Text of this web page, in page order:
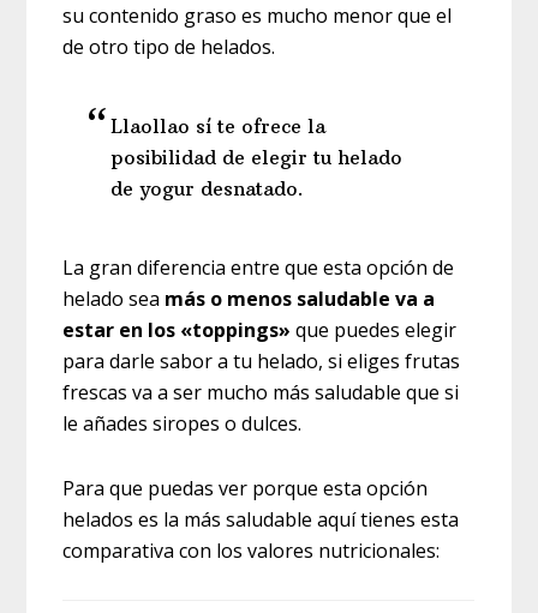
su contenido graso es mucho menor que el
de otro tipo de helados.
Llaollao sí te ofrece la
posibilidad de elegir tu helado
de yogur desnatado.
La gran diferencia entre que esta opción de
helado sea más o menos saludable va a
estar en los «toppings» que puedes elegir
para darle sabor a tu helado, si eliges frutas
frescas va a ser mucho más saludable que si
le añades siropes o dulces.
Para que puedas ver porque esta opción
helados es la más saludable aquí tienes esta
comparativa con los valores nutricionales: